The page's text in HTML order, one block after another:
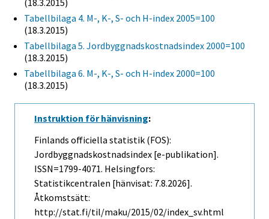
(18.3.2015)
Tabellbilaga 4. M-, K-, S- och H-index 2005=100
(18.3.2015)
Tabellbilaga 5. Jordbyggnadskostnadsindex 2000=100
(18.3.2015)
Tabellbilaga 6. M-, K-, S- och H-index 2000=100
(18.3.2015)
Instruktion för hänvisning:
Finlands officiella statistik (FOS):
Jordbyggnadskostnadsindex [e-publikation].
ISSN=1799-4071. Helsingfors:
Statistikcentralen [hänvisat: 7.8.2026].
Åtkomstsätt:
http://stat.fi/til/maku/2015/02/index_sv.html